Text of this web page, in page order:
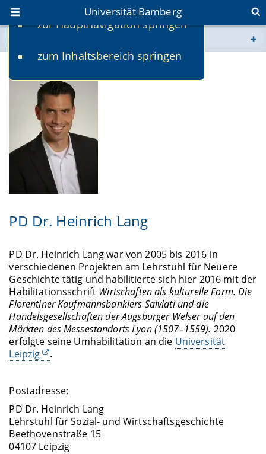
zur Hauptnavigation springen
zum Inhaltsbereich springen
Universität Bamberg
www.uni-bamberg.de
PD Dr. Heinrich Lang
PD Dr. Heinrich Lang war von 2005 bis 2016 in
verschiedenen Projekten am Lehrstuhl für Neuere
Geschichte tätig und habilitierte sich hier 2016 mit der
Habilitationsschrift Wirtschaften als kulturelle Form. Die
Florentiner Kaufmannsbankiers Salviati und die
Handelsgesellschaften der Augsburger Welser auf den
Märkten des Messestandorts Lyon (1507–1559). 2020
erfolgte seine Umhabilitation an die Universität
Leipzig
.
Postadresse:
PD Dr. Heinrich Lang
Lehrstuhl für Sozial- und Wirtschaftsgeschichte
Beethovenstraße 15
04107 Leipzig